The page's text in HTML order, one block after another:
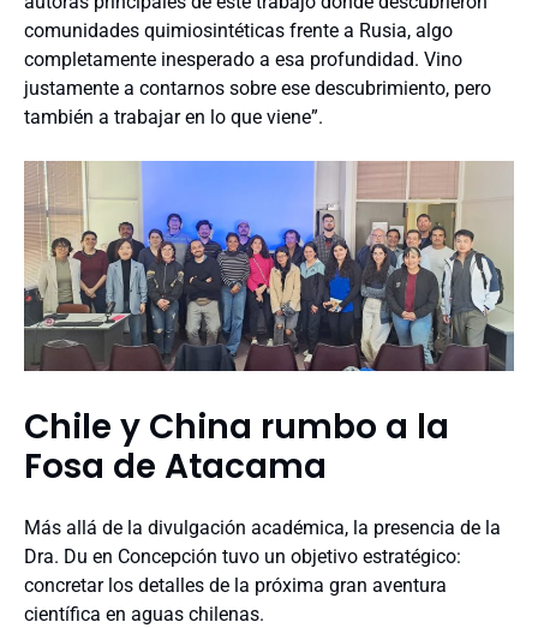
comunidades quimiosintéticas frente a Rusia, algo
completamente inesperado a esa profundidad. Vino
justamente a contarnos sobre ese descubrimiento, pero
también a trabajar en lo que viene”.
Chile y China rumbo a la
Fosa de Atacama
Más allá de la divulgación académica, la presencia de la
Dra. Du en Concepción tuvo un objetivo estratégico:
concretar los detalles de la próxima gran aventura
científica en aguas chilenas.